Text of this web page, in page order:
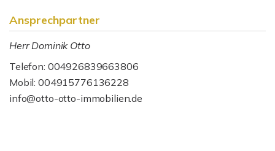
Ansprechpartner
Herr Dominik Otto
Telefon: 004926839663806
Mobil: 004915776136228
info@otto-otto-immobilien.de